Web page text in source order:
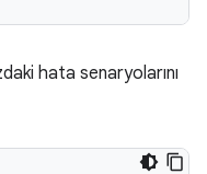
hata senaryolarını